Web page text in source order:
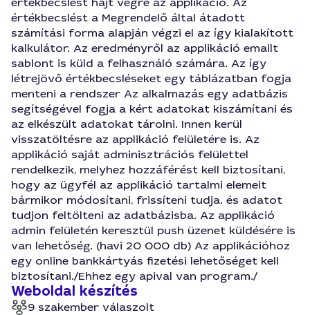
értékbecslést a Megrendelő által átadott
számítási forma alapján végzi el az így kialakított
kalkulátor. Az eredményről az applikáció emailt
sablont is küld a felhasználó számára. Az így
létrejövő értékbecsléseket egy táblázatban fogja
menteni a rendszer Az alkalmazás egy adatbázis
segítségével fogja a kért adatokat kiszámítani és
az elkészült adatokat tárolni. Innen kerül
visszatöltésre az applikáció felületére is. Az
applikáció saját adminisztrációs felülettel
rendelkezik, melyhez hozzáférést kell biztosítani,
hogy az ügyfél az applikáció tartalmi elemeit
bármikor módosítani, frissíteni tudja. és adatot
tudjon feltölteni az adatbázisba. Az applikáció
admin felületén keresztül push üzenet küldésére is
van lehetőség. (havi 20 000 db) Az applikációhoz
egy online bankkártyás fizetési lehetőséget kell
biztosítani./Ehhez egy apival van program./
Weboldal készítés
9 szakember válaszolt